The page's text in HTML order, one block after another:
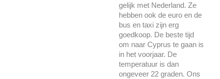
gelijk met Nederland. Ze
hebben ook de euro en de
bus en taxi zijn erg
goedkoop. De beste tijd
om naar Cyprus te gaan is
in het voorjaar. De
temperatuur is dan
ongeveer 22 graden. Ons